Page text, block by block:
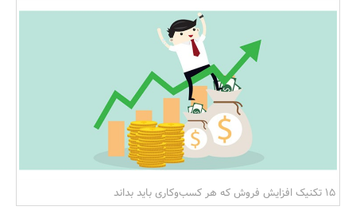
15 تکنیک افزایش فروش که هر کسب‌وکاری باید بداند